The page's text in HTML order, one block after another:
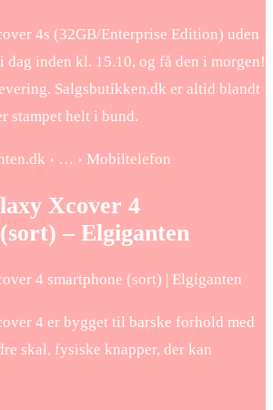
4s (32GB/Enterprise Edition) uden
dag inden kl. 15.10, og få den i morgen!
Salgsbutikken.dk er altid blandt
stampet helt i bund.
› … › Mobiltelefon
Xcover 4
– Elgiganten
4 smartphone (sort) | Elgiganten
4 er bygget til barske forhold med
skal, fysiske knapper, der kan